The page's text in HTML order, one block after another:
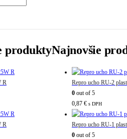
produkty
R
R
Najnovšie
Repro ucho RU-2
0 out of 5
0,87 € s DPH
Repro ucho RU-1
0 out of 5